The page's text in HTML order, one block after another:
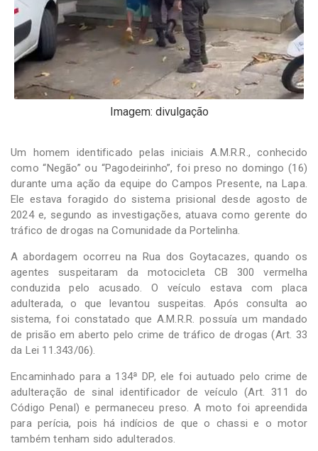
Imagem: divulgação
Um homem identificado pelas iniciais A.M.R.R., conhecido
como “Negão” ou “Pagodeirinho”, foi preso no domingo (16)
durante uma ação da equipe do Campos Presente, na Lapa.
Ele estava foragido do sistema prisional desde agosto de
2024 e, segundo as investigações, atuava como gerente do
tráfico de drogas na Comunidade da Portelinha.
A abordagem ocorreu na Rua dos Goytacazes, quando os
agentes suspeitaram da motocicleta CB 300 vermelha
conduzida pelo acusado. O veículo estava com placa
adulterada, o que levantou suspeitas. Após consulta ao
sistema, foi constatado que A.M.R.R. possuía um mandado
de prisão em aberto pelo crime de tráfico de drogas (Art. 33
da Lei 11.343/06).
Encaminhado para a 134ª DP, ele foi autuado pelo crime de
adulteração de sinal identificador de veículo (Art. 311 do
Código Penal) e permaneceu preso. A moto foi apreendida
para perícia, pois há indícios de que o chassi e o motor
também tenham sido adulterados.